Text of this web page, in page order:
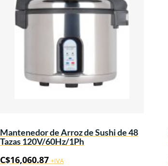
Mantenedor de Arroz de Sushi de 48
Tazas 120V/60Hz/1Ph
C$16,060.87 +IVA